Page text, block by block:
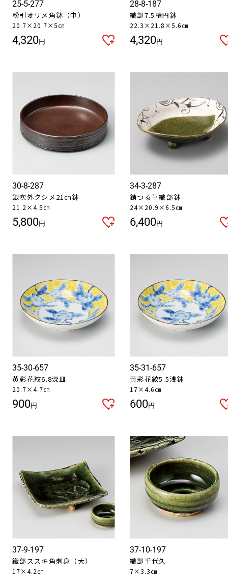
25-5-277
粉引オリメ角鉢（中）
20.7×20.7×5㎝
4,320円
28-8-187
織部7.5楕円鉢
22.3×21.8×5.6㎝
4,320円
30-8-287
銀吹外クシメ21㎝鉢
21.2×4.5㎝
5,800円
34-3-287
錆つる草織部鉢
24×20.9×6.5㎝
6,400円
35-30-657
黄彩花紋6.8深皿
20.7×4.7㎝
900円
35-31-657
黄彩花紋5.5浅鉢
17×4.6㎝
600円
37-9-197
織部ススキ角刺身（大）
17×4.2㎝
37-10-197
織部千代久
7×3.3㎝